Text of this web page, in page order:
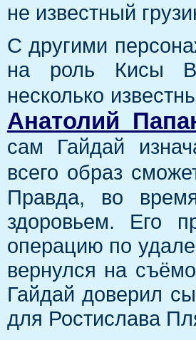
не известный
С другими
на роль Кисы
несколько
Анатолий
сам Гайдай
всего образ
Правда, во
здоровьем. Его
операцию по
вернулся на
Гайдай доверил
для Ростислава